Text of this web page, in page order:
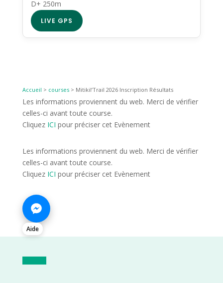
D+ 250m
LIVE GPS
Accueil > courses> Mitikil’Trail 2026 Inscription Résultats
Les informations proviennent du web. Merci de vérifier
celles-ci avant toute course.
Cliquez ICI pour préciser cet Evènement
Les informations proviennent du web. Merci de vérifier
celles-ci avant toute course.
Cliquez ICI pour préciser cet Evènement
Aide